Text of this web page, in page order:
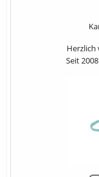
Herzlich
Seit